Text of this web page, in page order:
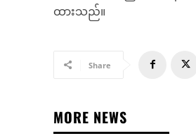
ထားသည်။
Share
MORE NEWS